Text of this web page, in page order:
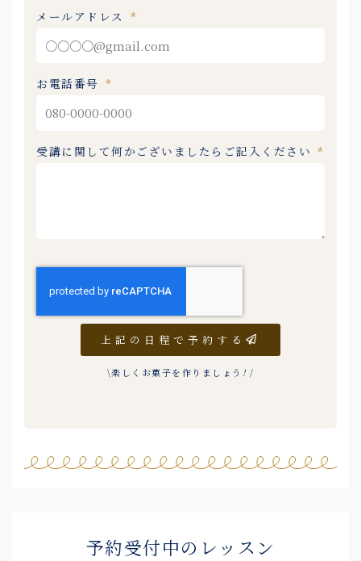
メールアドレス
お電話番号
受講に関して何かございましたらご記入ください
上記の日程で予約する
\楽しくお菓子を作りましょう !/
予約受付中のレッスン